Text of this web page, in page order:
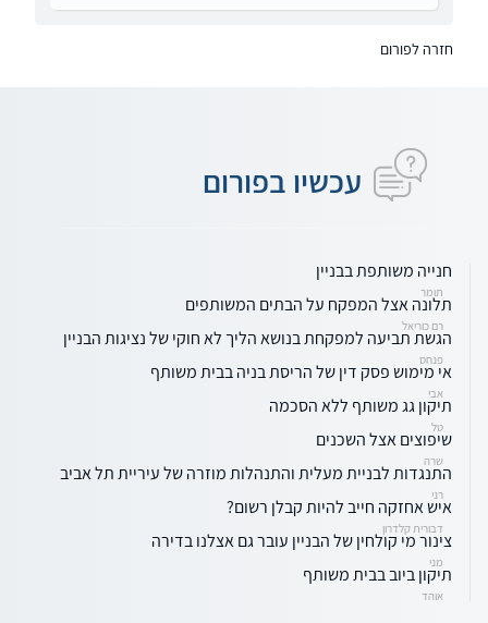
חזרה לפורום
עכשיו בפורום
חנייה משותפת בבניין
תומר
תלונה אצל המפקח על הבתים המשותפים
רם כוריאל
הגשת תביעה למפקחת בנושא הליך לא חוקי של נציגות הבניין
פנחס
אי מימוש פסק דין של הריסת בניה בבית משותף
אבי
תיקון גג משותף ללא הסכמה
טל
שיפוצים אצל השכנים
שרה
התנגדות לבניית מעלית והתנהלות מוזרה של עיריית תל אביב
רני
איש אחזקה חייב להיות קבלן רשום?
דבורית קלדרון
צינור מי קולחין של הבניין עובר גם אצלנו בדירה
מני
תיקון ביוב בבית משותף
אוהד